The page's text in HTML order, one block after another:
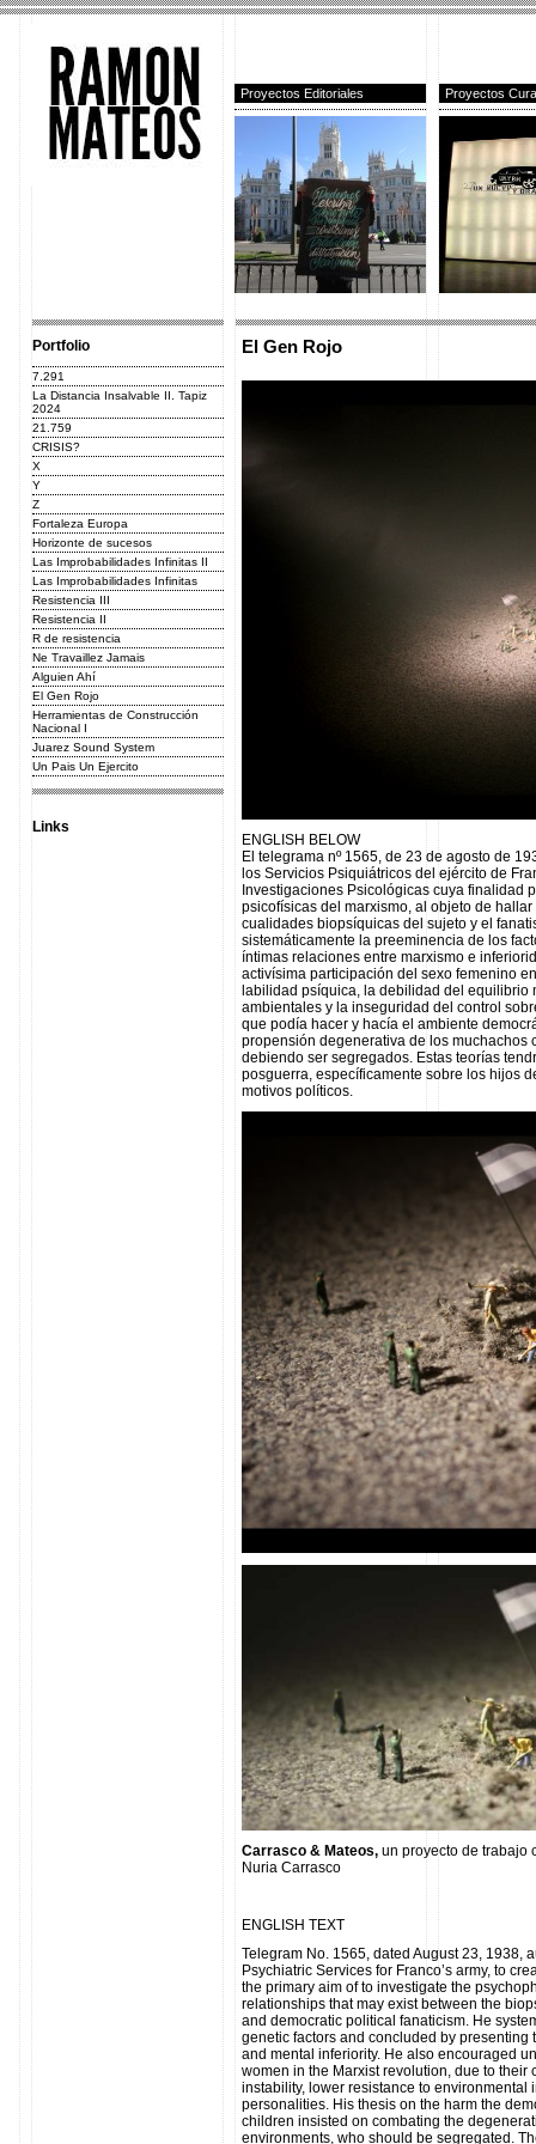
Proyectos Editoriales Proyectos
Portfolio
7.291
La Distancia Insalvable II. Tapiz
2024
21.759
CRISIS?
X
Y
Z
Fortaleza Europa
Horizonte de sucesos
Las Improbabilidades Infinitas II
Las Improbabilidades Infinitas
Resistencia III
Resistencia II
R de resistencia
Ne Travaillez Jamais
Alguien Ahí
El Gen Rojo
Herramientas de Construcción
Nacional I
Juarez Sound System
Un Pais Un Ejercito
Links
El Gen Rojo
ENGLISH BELOW
El telegrama nº 1565, de 23 de agosto de
los Servicios Psiquiátricos del ejército de
Investigaciones Psicológicas cuya finalidad
psicofísicas del marxismo, al objeto de
cualidades biopsíquicas del sujeto y el
sistemáticamente la preeminencia de los
íntimas relaciones entre marxismo e
activísima participación del sexo femenino
labilidad psíquica, la debilidad del
ambientales y la inseguridad del control
que podía hacer y hacía el ambiente
propensión degenerativa de los muchachos
debiendo ser segregados. Estas teorías
posguerra, específicamente sobre los hijos
motivos políticos.
Carrasco & Mateos, un proyecto de trabajo
Nuria Carrasco
ENGLISH TEXT
Telegram No. 1565, dated August 23, 1938,
Psychiatric Services for Franco’s army, to
the primary aim of to investigate the
relationships that may exist between the
and democratic political fanaticism. He
genetic factors and concluded by
and mental inferiority. He also encouraged
women in the Marxist revolution, due to their
instability, lower resistance to environmental
personalities. His thesis on the harm the
children insisted on combating the
environments, who should be segregated.